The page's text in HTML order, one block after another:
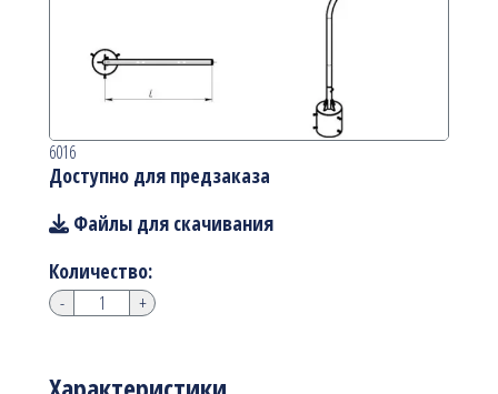
6016
Доступно для предзаказа
Файлы для скачивания
Количество:
- +